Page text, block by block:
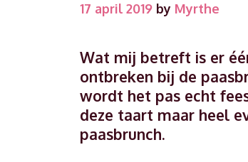
17 april 2019 by Myrthe
Wat mij betreft is er
ontbreken bij de
wordt het pas echt
deze taart maar heel
paasbrunch.